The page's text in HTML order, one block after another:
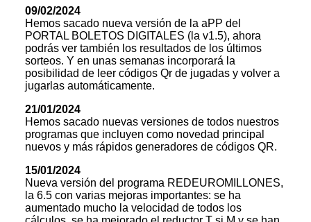
09/02/2024
Hemos sacado nueva versión de la aPP del
PORTAL BOLETOS DIGITALES (la v1.5), ahora
podrás ver también los resultados de los últimos
sorteos. Y en unas semanas incorporará la
posibilidad de leer códigos Qr de jugadas y volver a
jugarlas automáticamente.
21/01/2024
Hemos sacado nuevas versiones de todos nuestros
programas que incluyen como novedad principal
nuevos y más rápidos generadores de códigos QR.
15/01/2024
Nueva versión del programa REDEUROMILLONES,
la 6.5 con varias mejoras importantes: se ha
aumentado mucho la velocidad de todos los